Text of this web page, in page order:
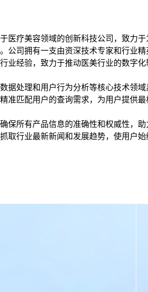
医疗美容领域的创新科技公司，致力
公司拥有一支由资深技术专家和行业
业经验，致力于推动医美行业的数字化
据处理和用户行为分析等核心技术领
准匹配用户的查询需求，为用户提供最
保所有产品信息的准确性和权威性，
取行业最新新闻和发展趋势，使用户始